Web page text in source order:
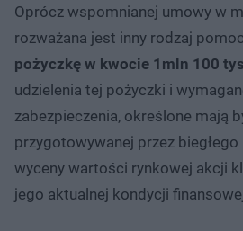
Oprócz wspomnianej umowy w
rozważana jest inny rodzaj
pożyczkę w kwocie 1mln 100
udzielenia tej pożyczki i
zabezpieczenia, określone mają
przygotowywanej przez
wyceny wartości rynkowej akcji
jego aktualnej kondycji